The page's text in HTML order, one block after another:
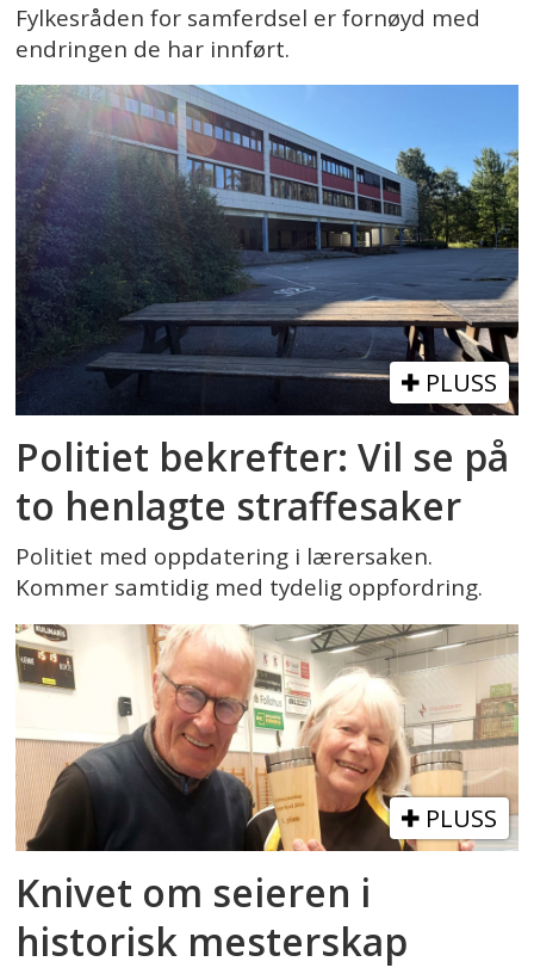
Fylkesråden for samferdsel er fornøyd med
endringen de har innført.
PLUSS
Politiet bekrefter: Vil se på
to henlagte straffesaker
Politiet med oppdatering i lærersaken.
Kommer samtidig med tydelig oppfordring.
PLUSS
Knivet om seieren i
historisk mesterskap